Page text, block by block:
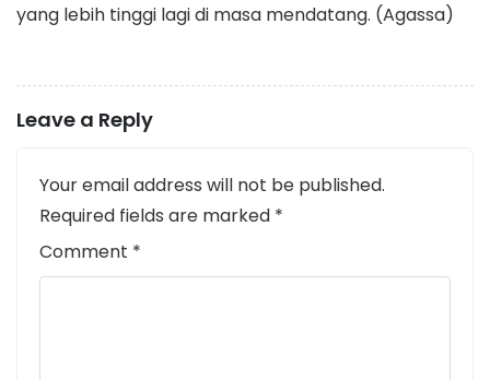
yang lebih tinggi lagi di masa mendatang. (Agassa)
Leave a Reply
Your email address will not be published.
Required fields are marked *
Comment *